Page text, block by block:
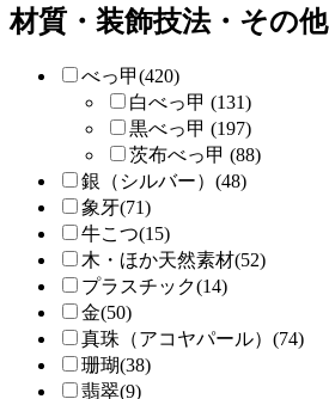
材質・装飾技法・その他
べっ甲(420)
白べっ甲 (131)
黒べっ甲 (197)
茨布べっ甲 (88)
銀（シルバー）(48)
象牙(71)
牛こつ(15)
木・ほか天然素材(52)
プラスチック(14)
金(50)
真珠（アコヤパール）(74)
珊瑚(38)
翡翠(9)